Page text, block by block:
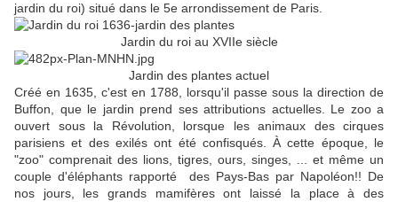
jardin du roi) situé dans le 5e arrondissement de Paris.
Jardin du roi au XVIIe siècle
Jardin des plantes actuel
Créé en 1635, c'est en 1788, lorsqu'il passe sous la direction de
Buffon, que le jardin prend ses attributions actuelles. Le zoo a
ouvert sous la Révolution, lorsque les animaux des cirques
parisiens et des exilés ont été confisqués. À cette époque, le
"zoo" comprenait des lions, tigres, ours, singes, ... et même un
couple d'éléphants rapporté des Pays-Bas par Napoléon!! De
nos jours, les grands mamifères ont laissé la place à des